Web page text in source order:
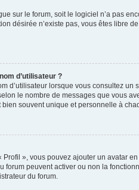
sur le forum, soit le logiciel n’a pas
désirée n’existe pas, vous êtes libre
d’utilisateur ?
d’utilisateur lorsque vous consultez
le nombre de messages que vous
souvent unique et personnelle à
», vous pouvez ajouter un avatar
forum peuvent activer ou non la
du forum.